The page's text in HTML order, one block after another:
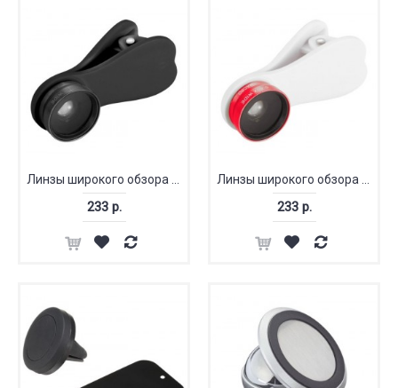
Линзы широкого обзора и макрообъектив
233 р.
Линзы широкого обзора и макрообъектив
233 р.